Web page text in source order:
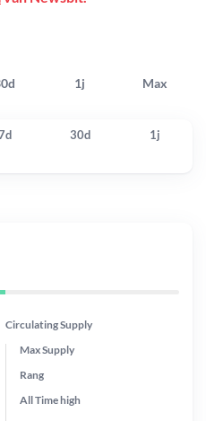
1j Max
30d 1j
Circulating Supply
Max Supply
Rang
All Timehigh